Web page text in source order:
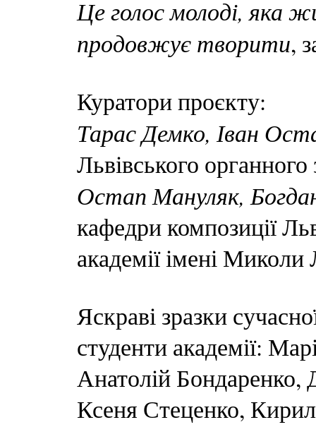
Це голос молоді, яка
продовжує творити,
Куратори проєкту:
Тарас Демко, Іван
Львівського органного
Остап Мануляк,
кафедри композиції
академії імені Миколи
Яскраві зразки
студенти академії:
Анатолій Бондаренко,
Ксеня Стеценко,